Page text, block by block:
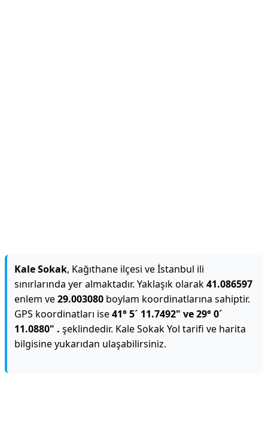
Kale Sokak, Kağıthane ilçesi ve İstanbul ili
sınırlarında yer almaktadır. Yaklaşık olarak41.086597
enlem ve29.003080 boylam koordinatlarına sahiptir.
GPS koordinatları ise41° 5´ 11.7492" ve 29° 0´
11.0880" . şeklindedir. Kale Sokak Yol tarifi ve harita
bilgisine yukarıdan ulaşabilirsiniz.